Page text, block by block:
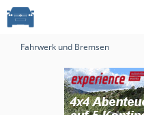
Fahrwerk und Bremsen